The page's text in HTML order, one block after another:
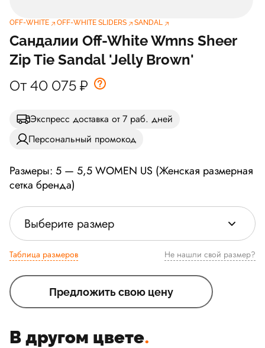
OFF-WHITE OFF-WHITE SLIDERS SANDAL
Сандалии Off-White Wmns Sheer
Zip Tie Sandal 'Jelly Brown'
От 40 075 ₽
Экспресс доставка от 7 раб. дней
Персональный промокод
Размеры: 5 — 5,5 WOMEN US (Женская размерная
сетка бренда)
Выберите размер
Таблица размеров Не нашли свой размер?
Предложить свою цену
В другом цвете.